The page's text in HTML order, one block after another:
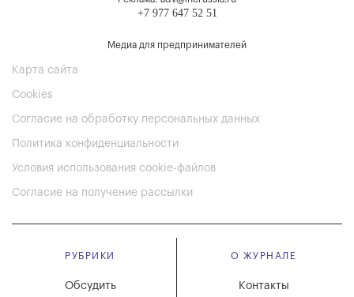
+7 977 647 52 51
Медиа для предпринимателей
Карта сайта
Cookies
Согласие на обработку персональных данных
Политика конфиденциальности
Условия использования cookie-файлов
Согласие на получение рассылки
РУБРИКИ
Обсудить
О ЖУРНАЛЕ
Контакты